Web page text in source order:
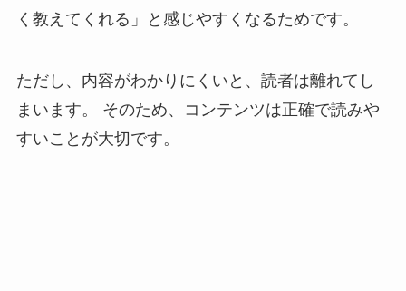
く教えてくれる」と感じやすくなるためです。
ただし、内容がわかりにくいと、読者は離れてし
まいます。 そのため、コンテンツは正確で読みや
すいことが大切です。